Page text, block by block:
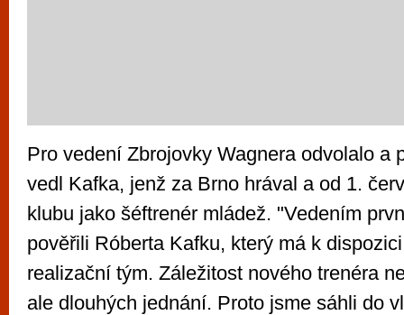
Pro vedení Zbrojovky Wagnera odvolalo a
vedl Kafka, jenž za Brno hrával a od 1.
klubu jako šéftrenér mládež. "Vedením
pověřili Róberta Kafku, který má k
realizační tým. Záležitost nového trenéra
ale dlouhých jednání. Proto jsme sáhli do